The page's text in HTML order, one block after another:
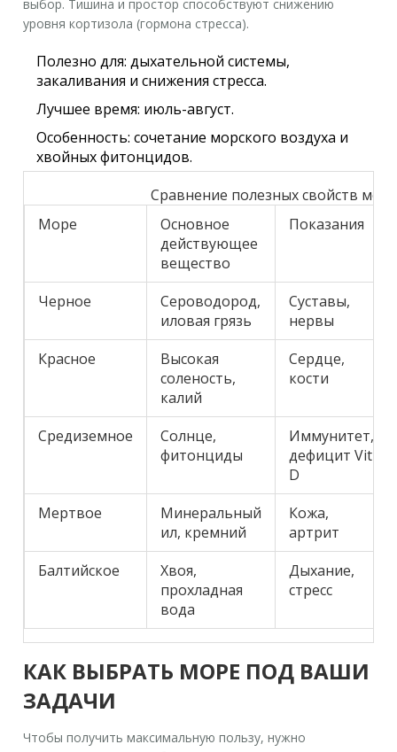
выбор. Тишина и простор способствуют снижению
уровня кортизола (гормона стресса).
Полезно для: дыхательной системы,
закаливания и снижения стресса.
Лучшее время: июль-август.
Особенность: сочетание морского воздуха и
хвойных фитонцидов.
Сравнение полезных свойств
Море
Основное
действующее
вещество
Показания
Черное
Сероводород,
иловая грязь
Суставы,
нервы
Красное
Высокая
соленость,
калий
Сердце,
кости
Средиземное
Солнце,
фитонциды
Иммунитет,
дефицит Vit
D
Мертвое
Минеральный
ил, кремний
Кожа,
артрит
Балтийское
Хвоя,
прохладная
вода
Дыхание,
стресс
КАК ВЫБРАТЬ МОРЕ ПОД ВАШИ
ЗАДАЧИ
Чтобы получить максимальную пользу, нужно